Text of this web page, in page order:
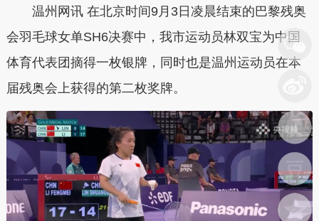
温州网讯 在北京时间9月3日凌晨结束的巴黎残奥
会羽毛球女单SH6决赛中，我市运动员林双宝为中国
体育代表团摘得一枚银牌，同时也是温州运动员在本
届残奥会上获得的第二枚奖牌。